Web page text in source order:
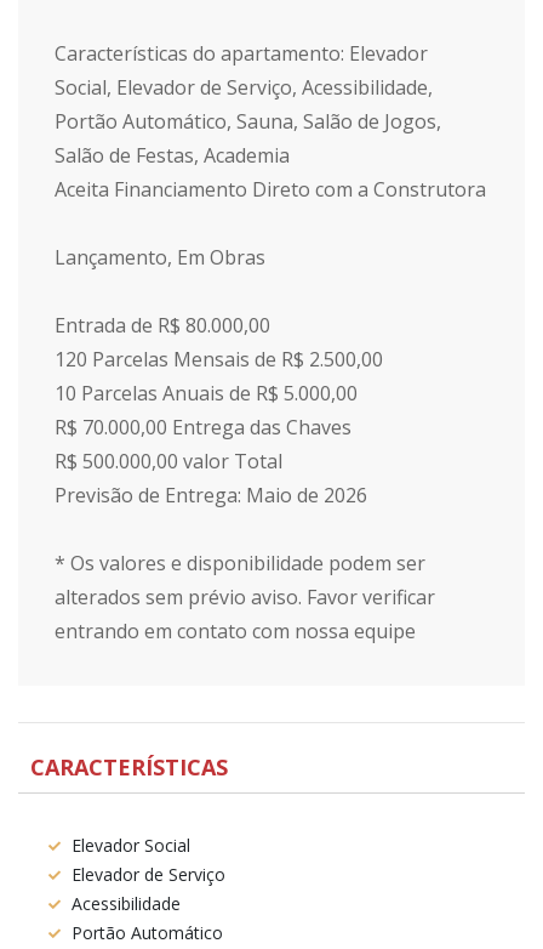
Características do apartamento: Elevador
Social, Elevador de Serviço, Acessibilidade,
Portão Automático, Sauna, Salão de Jogos,
Salão de Festas, Academia
Aceita Financiamento Direto com a Construtora
Lançamento, Em Obras
Entrada de R$ 80.000,00
120 Parcelas Mensais de R$ 2.500,00
10 Parcelas Anuais de R$ 5.000,00
R$ 70.000,00 Entrega das Chaves
R$ 500.000,00 valor Total
Previsão de Entrega: Maio de 2026
* Os valores e disponibilidade podem ser
alterados sem prévio aviso. Favor verificar
entrando em contato com nossa equipe
CARACTERÍSTICAS
Elevador Social
Elevador de Serviço
Acessibilidade
Portão Automático